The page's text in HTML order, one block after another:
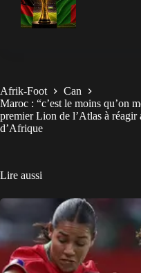
Afrik-Foot
Can
Maroc : “c’est le moins qu’on
premier Lion de l’Atlas à réagir
d’Afrique
Lire aussi